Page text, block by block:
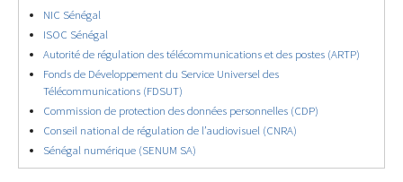
NIC Sénégal
ISOC Sénégal
Autorité de régulation des télécommunications et des postes (ARTP)
Fonds de Développement du Service Universel des
Télécommunications (FDSUT)
Commission de protection des données personnelles (CDP)
Conseil national de régulation de l’audiovisuel (CNRA)
Sénégal numérique (SENUM SA)